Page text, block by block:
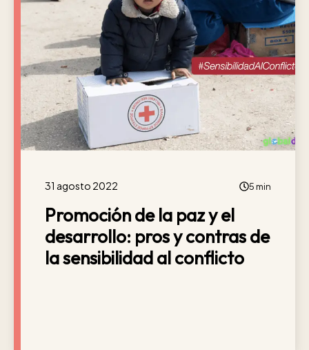
31 agosto 2022 5 min
Promoción de la paz y el
desarrollo: pros y contras de
la sensibilidad al conflicto